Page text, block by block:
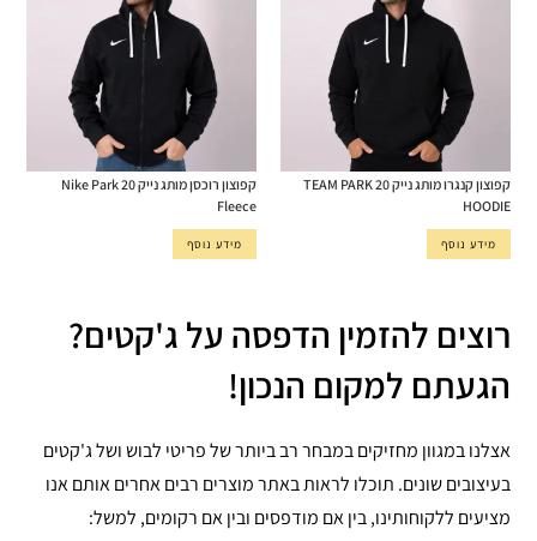
קפוצון קנגרו מותג נייק TEAM PARK 20
HOODIE
מידע נוסף
קפוצון רוכסן מותג נייק Nike Park 20
Fleece
מידע נוסף
רוצים להזמין הדפסה על ג'קטים?
הגעתם למקום הנכון!
אצלנו במגוון מחזיקים במבחר רב ביותר של פריטי לבוש ושל ג'קטים
בעיצובים שונים. תוכלו לראות באתר מוצרים רבים אחרים אותם אנו
מציעים ללקוחותינו, בין אם מודפסים ובין אם רקומים, למשל: